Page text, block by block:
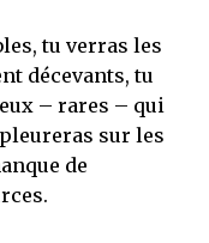
tu verras les
décevants, tu
– rares – qui
sur les
de